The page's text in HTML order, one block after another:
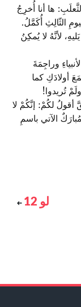
ها أنا أُخرِجُ
الثّالِثِ أُكَمَّلُ.
لأنَّهُ لا يُمكِنُ
وراجِمَةَ
أولادَكِ كما
تُريدوا!
أقولُ لكُمْ: إنَّكُمْ لا
الآتي باسمِ
لو 12